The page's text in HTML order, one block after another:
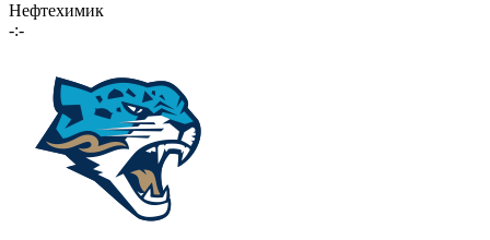
Нефтехимик
-:-